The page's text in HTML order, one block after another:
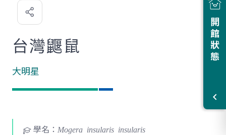
開館狀態
喜
歡
台灣鼴鼠
大明星
學名： Mogera insularis insularis